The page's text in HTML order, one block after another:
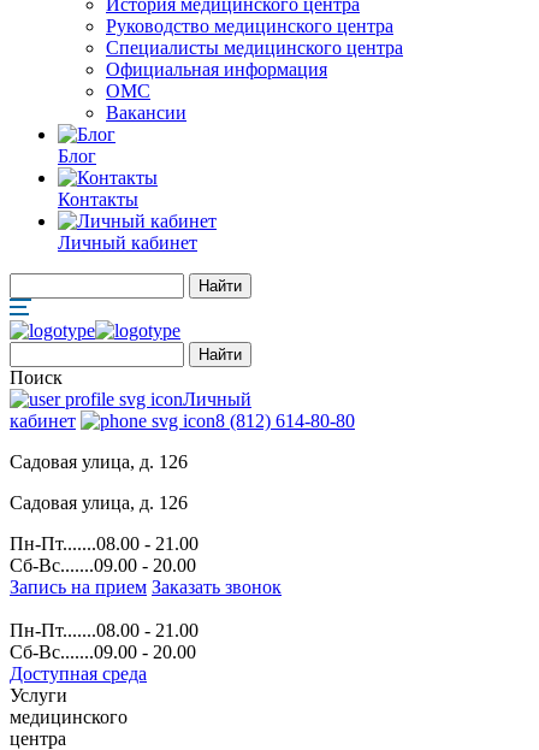
История медицинского центра
Руководство медицинского центра
Специалисты медицинского центра
Официальная информация
ОМС
Вакансии
Блог
Контакты
Личный кабинет
Поиск
Личный
кабинет
8 (812) 614-80-80
Садовая улица, д. 126
Садовая улица, д. 126
Пн-Пт.......08.00 - 21.00
Сб-Вс.......09.00 - 20.00
Запись на прием Заказать звонок
Пн-Пт.......08.00 - 21.00
Сб-Вс.......09.00 - 20.00
Доступная среда
Услуги
медицинского
центра